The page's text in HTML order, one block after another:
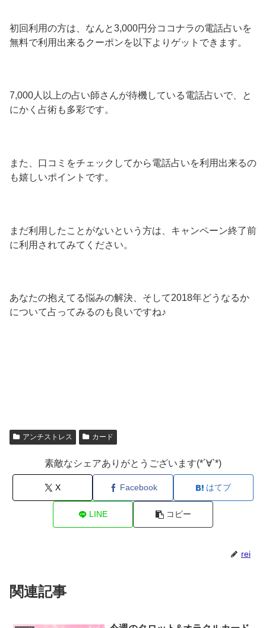
初回利用の方は、なんと3,000円分ココナラの電話占いを
無料で利用出来るクーポンを以下よりゲットできます。
7,000人以上の占い師さんが待機している電話占いで、と
にかく占術も多彩です。
また、口コミをチェックしてから電話占いを利用出来るの
も嬉しいポイントです。
まだ利用したことがないという方は、キャンペーン終了前
に利用されてみてください。
あなたの抱えてる悩みの解決、そして2018年どうなるか
について占ってみるのも良いですね♪
アンチストレス カード
素敵なシェアありがとうございます(*´∀`*)
X Facebook はてブ
LINE コピー
rei
関連記事